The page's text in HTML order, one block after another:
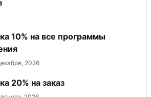
10% на все программы
2026
20% на заказ